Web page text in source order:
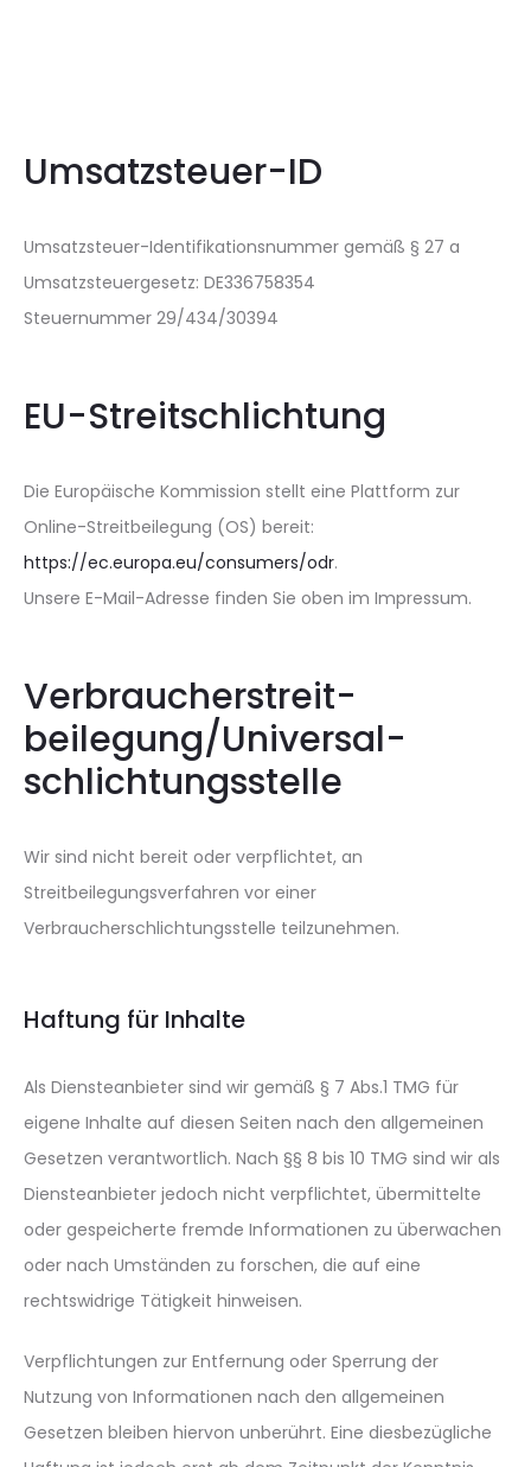
Umsatzsteuer-ID
Umsatzsteuer-Identifikationsnummer gemäß § 27 a
Umsatzsteuergesetz: DE336758354
Steuernummer 29/434/30394
EU-Streitschlichtung
Die Europäische Kommission stellt eine Plattform zur
Online-Streitbeilegung (OS) bereit:
https://ec.europa.eu/consumers/odr.
Unsere E-Mail-Adresse finden Sie oben im Impressum.
Verbraucher­streit­
beilegung/Universal­
schlichtungs­stelle
Wir sind nicht bereit oder verpflichtet, an
Streitbeilegungsverfahren vor einer
Verbraucherschlichtungsstelle teilzunehmen.
Haftung für Inhalte
Als Diensteanbieter sind wir gemäß § 7 Abs.1 TMG für
eigene Inhalte auf diesen Seiten nach den allgemeinen
Gesetzen verantwortlich. Nach §§ 8 bis 10 TMG sind wir als
Diensteanbieter jedoch nicht verpflichtet, übermittelte
oder gespeicherte fremde Informationen zu überwachen
oder nach Umständen zu forschen, die auf eine
rechtswidrige Tätigkeit hinweisen.
Verpflichtungen zur Entfernung oder Sperrung der
Nutzung von Informationen nach den allgemeinen
Gesetzen bleiben hiervon unberührt. Eine diesbezügliche